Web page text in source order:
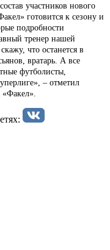
участников нового
готовится к сезону и
подробности
тренер нашей
что останется в
вратарь. А все
футболисты,
– отметил